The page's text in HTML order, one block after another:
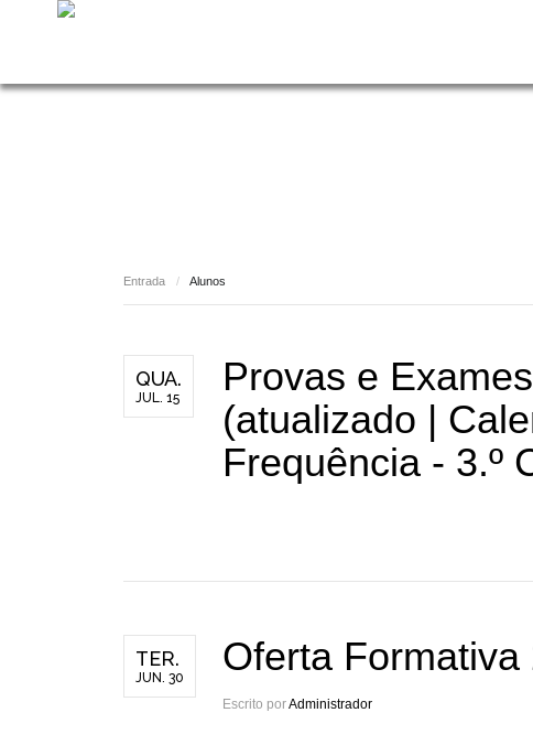
Entrada / Alunos
QUA.
JUL. 15
Provas e
(atualizado |
Frequência - 3.º
TER.
JUN. 30 Oferta
Escrito porAdministrador